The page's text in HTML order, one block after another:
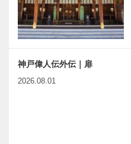
神戸偉人伝外伝｜扉
2026.08.01